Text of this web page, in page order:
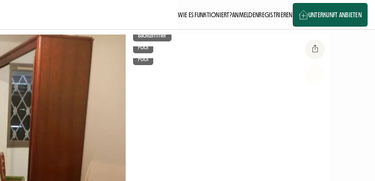
WIE ES FUNKTIONIERT?ANMELDENREGISTRIEREN UNTERKUNFT ANBIETEN
Badezimmer
Pool
Pool